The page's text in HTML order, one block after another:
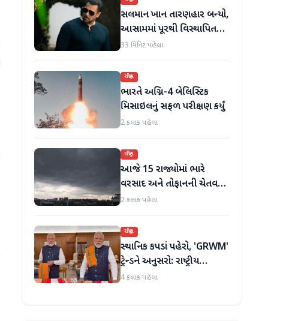
સલમાન ખાન તારણહાર બન્યો,
આસામમાં પૂરથી વિસ્થાપિત
થયેલા પરિવારોને 500 નવા ઘર
33 મિનિટ પહેલા
રાષ્ટ્રીય
ભારતે અગ્નિ-4 બેલિસ્ટિક
મિસાઇલનું સફળ પરીક્ષણ કર્યું
2 કલાક પહેલા
રાષ્ટ્રીય
આજે 15 રાજ્યોમાં ભારે
વરસાદ અને તોફાનની ચેતવણી
જારી
2 કલાક પહેલા
રાષ્ટ્રીય
સ્થાનિક કપડાં પહેરો, 'GRWM'
ટ્રેન્ડને અનુસરો: રાષ્ટ્રીય
હાથવણાટ દિવસ પર
4 કલાક પહેલા